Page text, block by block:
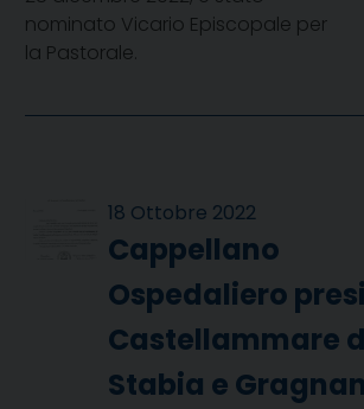
nominato Vicario Episcopale per
la Pastorale.
18 Ottobre 2022
Cappellano
Ospedaliero
Castellammare
Stabia e